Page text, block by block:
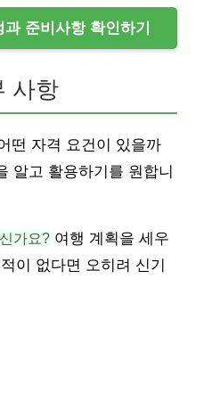
준비사항 확인하기
사항
떤 자격 요건이 있을까
알고 활용하기를 원합니
가요? 여행 계획을 세우
이 없다면 오히려 신기